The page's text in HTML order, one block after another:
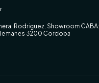
Rodriguez. Showroom
3200 Cordoba